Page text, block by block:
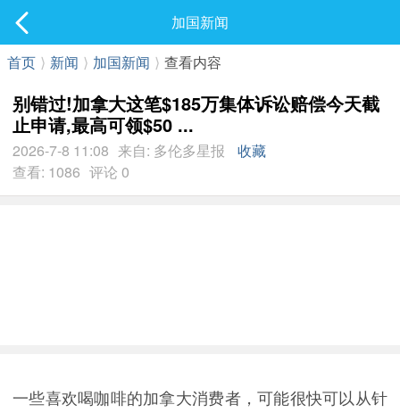
最新发表
加国新闻
首页 ⟩ 新闻 ⟩ 加国新闻 ⟩ 查看内容
别错过!加拿大这笔$185万集体诉讼赔偿今天截
止申请,最高可领$50 ...
2026-7-8 11:08 来自: 多伦多星报
收藏
查看: 1086 评论 0
一些喜欢喝咖啡的加拿大消费者，可能很快可以从针